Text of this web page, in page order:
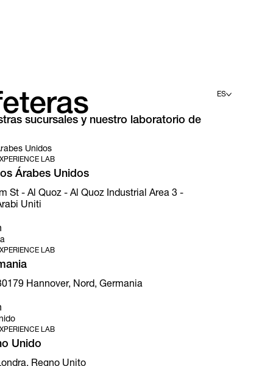
sucursales y nuestro laboratorio de
Unidos
LAB
Árabes Unidos
St - Al Quoz - Al Quoz Industrial Area 3 -
Uniti
LAB
Hannover, Nord, Germania
LAB
Unido
ES